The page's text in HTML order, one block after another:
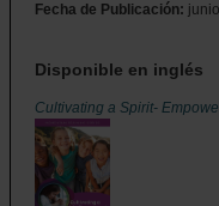
Fecha de Publicación:
Disponible en inglés
Cultivating a Spirit-